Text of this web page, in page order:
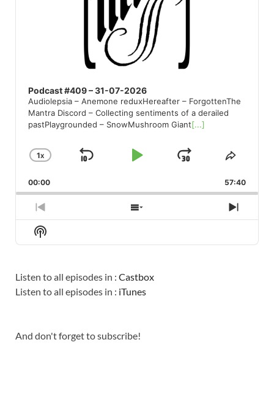
Podcast #409 – 31-07-2026
Audiolepsia – Anemone reduxHereafter – ForgottenThe
Mantra Discord – Collecting sentiments of a derailed
pastPlaygrounded – SnowMushroom Giant[...]
CHANGE
RATE
1X
SKIP
PLAYJUMP
FORWARD
SHARE
00:00 57:40
PREVIOUS
EPISODE
SHOW
EPISODES
NEXT
Show
Podcast
Listen to all episodes in : Castbox
Listen to all episodes in : iTunes
And don't forget to subscribe!